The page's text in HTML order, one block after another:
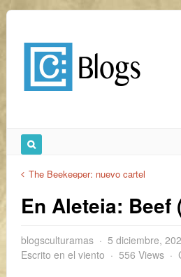
The Beekeeper: nuevo cartel
En Aleteia: Beef
blogsculturamas 5 diciembre,
Escrito en el viento
556 Views